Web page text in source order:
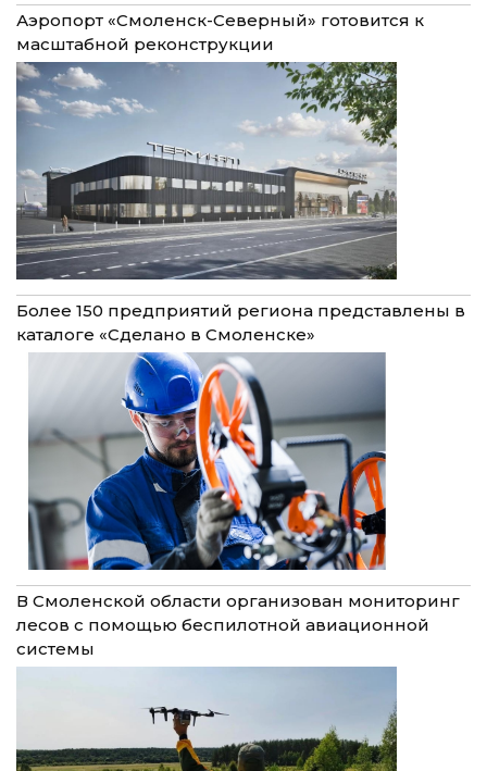
Аэропорт «Смоленск-Северный» готовится к
масштабной реконструкции
Более 150 предприятий региона представлены в
каталоге «Сделано в Смоленске»
В Смоленской области организован мониторинг
лесов с помощью беспилотной авиационной
системы